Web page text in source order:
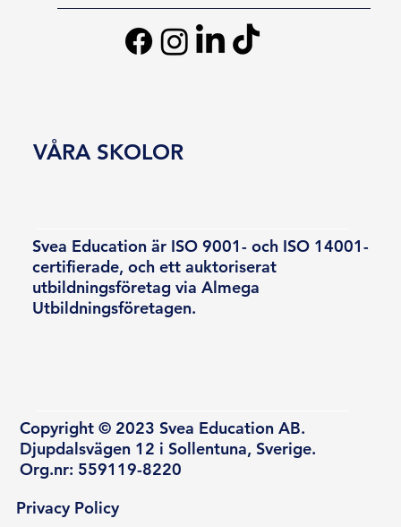
Svea Education är ISO 9001- och ISO 14001-
certifierade, och ett auktoriserat
utbildningsföretag via Almega
Utbildningsföretagen.
Copyright © 2023 Svea Education AB.
Djupdalsvägen 12 i Sollentuna, Sverige.
Org.nr: 559119-8220
VÅRA SKOLOR
Privacy Policy